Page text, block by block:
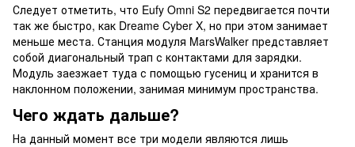
Следует отметить, что Eufy Omni S2 передвигается почти
так же быстро, как Dreame Cyber X, но при этом занимает
меньше места. Станция модуля MarsWalker представляет
собой диагональный трап с контактами для зарядки.
Модуль заезжает туда с помощью гусениц и хранится в
наклонном положении, занимая минимум пространства.
Чего ждать дальше?
На данный момент все три модели являются лишь